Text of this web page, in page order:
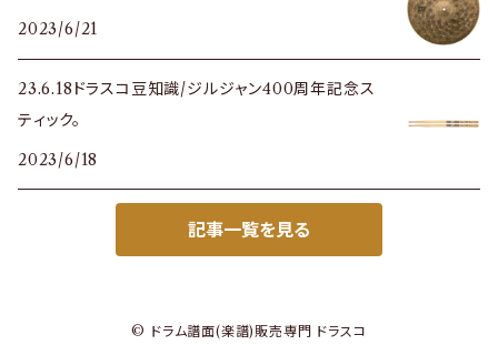
2023/6/21
23.6.18ドラスコ豆知識/ジルジャン400周年記念ス
ティック。
2023/6/18
記事一覧を見る
© ドラム譜面(楽譜)販売専門 ドラスコ